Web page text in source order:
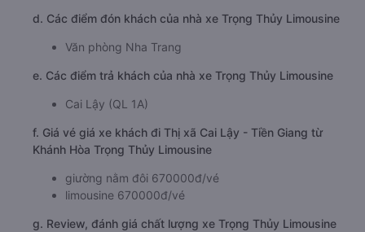
d. Các điểm đón khách của nhà xe Trọng Thủy Limousine
Văn phòng Nha Trang
e. Các điểm trả khách của nhà xe Trọng Thủy Limousine
Cai Lậy (QL 1A)
f. Giá vé giá xe khách đi Thị xã Cai Lậy - Tiền Giang từ
Khánh Hòa Trọng Thủy Limousine
giường nằm đôi 670000đ/vé
limousine 670000đ/vé
g. Review, đánh giá chất lượng xe Trọng Thủy Limousine